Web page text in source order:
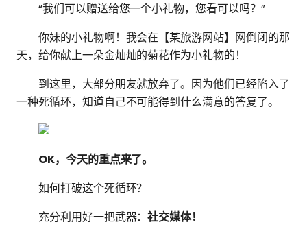
“我们可以赠送给您一个小礼物，您看可以吗？”
你妹的小礼物啊！我会在【某旅游网站】网倒闭的那
天，给你献上一朵金灿灿的菊花作为小礼物的！
到这里，大部分朋友就放弃了。因为他们已经陷入了
一种死循环，知道自己不可能得到什么满意的答复了。
OK，今天的重点来了。
如何打破这个死循环？
充分利用好一把武器：社交媒体！